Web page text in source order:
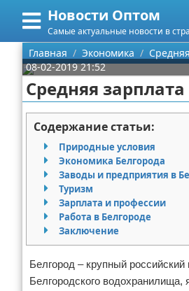
Новости Оптом
Самые актуальные новости в
Меню
Главная
Категории
Информационные технологии
Автомобили
Знаменитости
Политика
Природа
Философия
Поиск
О проекте
Контакты
Сотрудничество
Размещение рекламы
Для правообладателей
Главная Экономика
08-02-2019 21:52
Средняя
Содержание статьи:
Природные условия
Экономика Белгорода
Заводы и предприятия в
Туризм
Зарплата и профессии
Работа в Белгороде
Заключение
Белгород – крупный
Белгородского водохранилища,